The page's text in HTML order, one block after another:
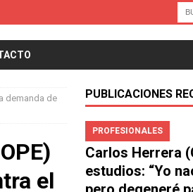
demanda de
el
PUBLICACIONES
PROFESIONALES
Carlos Herrera
estudios: “Yo